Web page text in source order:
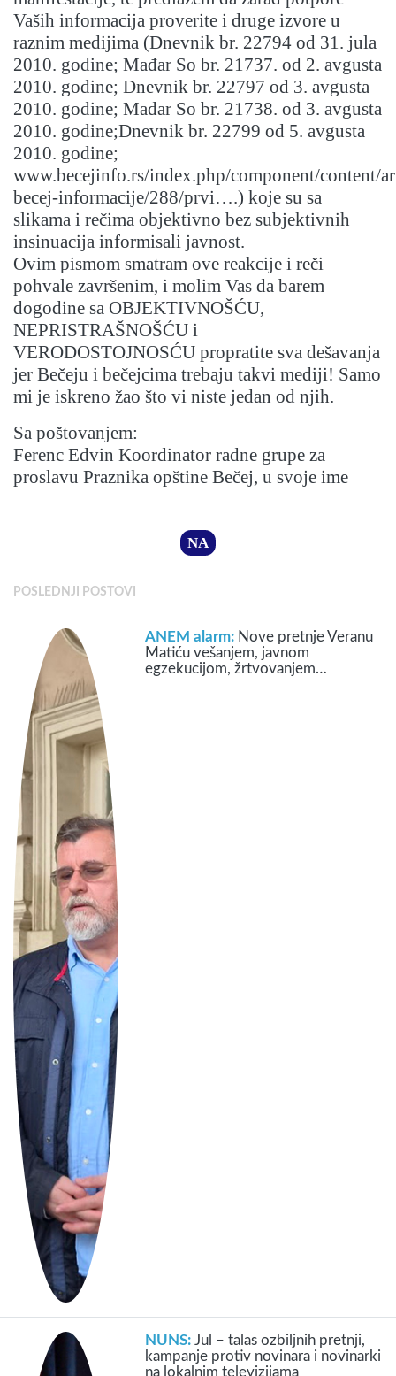
Vaših informacija proverite i druge izvore u
raznim medijima (Dnevnik br. 22794 od 31. jula
2010. godine; Mađar So br. 21737. od 2. avgusta
2010. godine; Dnevnik br. 22797 od 3. avgusta
2010. godine; Mađar So br. 21738. od 3. avgusta
2010. godine;Dnevnik br. 22799 od 5. avgusta
2010. godine;
www.becejinfo.rs/index.php/component/content/
becej-informacije/288/prvi….) koje su sa
slikama i rečima objektivno bez subjektivnih
insinuacija informisali javnost.
Ovim pismom smatram ove reakcije i reči
pohvale završenim, i molim Vas da barem
dogodine sa OBJEKTIVNOŠĆU,
NEPRISTRAŠNOŠĆU i
VERODOSTOJNOSĆU propratite sva dešavanja
jer Bečeju i bečejcima trebaju takvi mediji! Samo
mi je iskreno žao što vi niste jedan od njih.
Sa poštovanjem:
Ferenc Edvin Koordinator radne grupe za
proslavu Praznika opštine Bečej, u svoje ime
NA
POSLEDNJI POSTOVI
ANEM alarm: Nove pretnje Veranu
Matiću vešanjem, javnom
egzekucijom, žrtvovanjem…
NUNS:Jul – talas ozbiljnih pretnji,
kampanje protiv novinara i novinarki
na lokalnim televizijama